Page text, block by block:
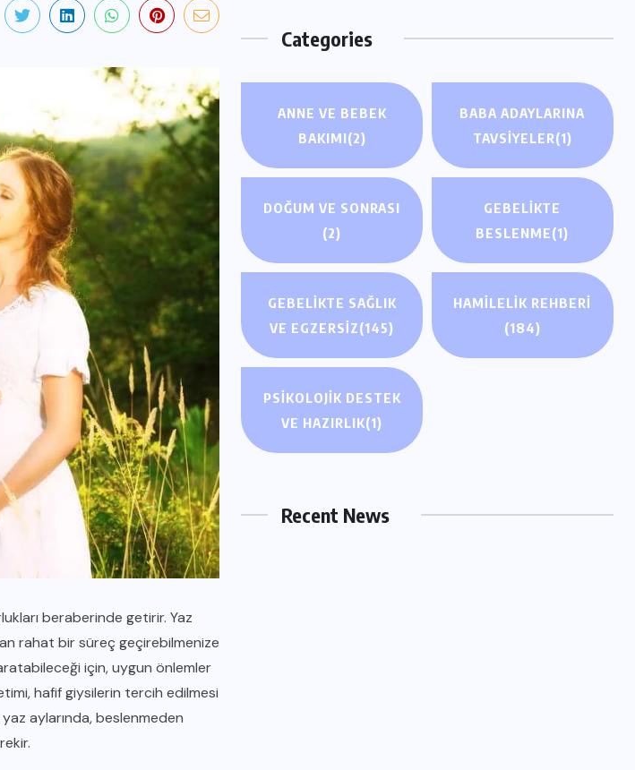
beraberinde getirir. Yaz
rahat bir süreç geçirebilmenize
için, uygun önlemler
hafif giysilerin tercih edilmesi
aylarında, beslenmeden
Categories
ANNE VE BEBEK
BAKIMI(2)
BABA ADAYLARINA
TAVSIYELER(1)
DOĞUM VE SONRASI
(2)
GEBELIKTE
BESLENME(1)
GEBELIKTE SAĞLIK
VE EGZERSIZ(145)
HAMILELIK REHBERI
(184)
PSIKOLOJIK DESTEK
VE HAZIRLIK(1)
Recent News
SAĞLIK VE EGZERSIZ
Egzersiz: Güvenli
Faydaları Neler?
MAYIS 1, 2026
Hamilelik Egzersizleri: Doğumu
MART 1, 2026